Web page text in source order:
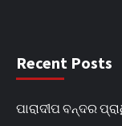
Recent Posts
ପାରାଦୀପ ବନ୍ଦର